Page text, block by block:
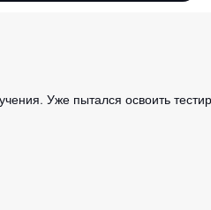
Уже пытался освоить